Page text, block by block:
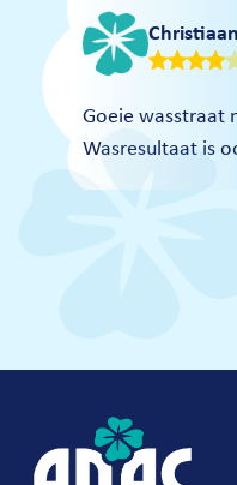
Christiaan
Goeie wasstraat
Wasresultaat is